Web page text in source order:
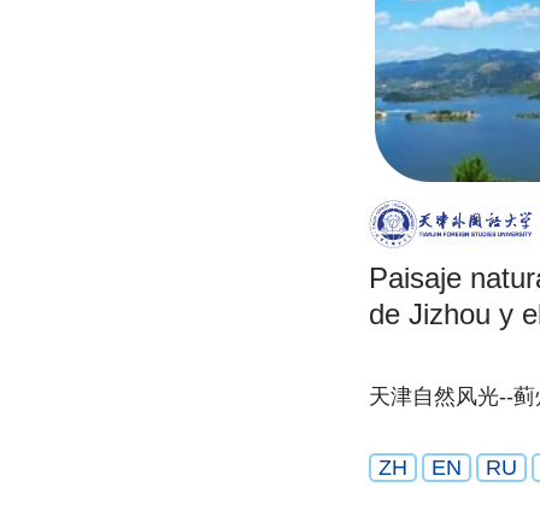
Paisaje
de Jizhou y
天津自然风光--
ZH EN RU